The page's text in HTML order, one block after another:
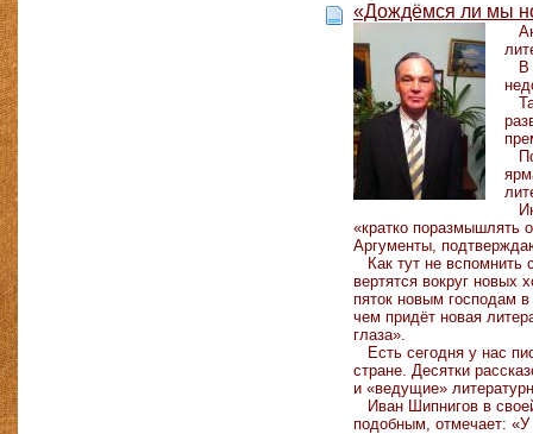
«Дождёмся ли мы
В
«кратко поразмышлять
Аргументы,
Как тут не вспомнить
вертятся вокруг
пяток новым господам
чем придёт новая
глаза».
Есть сегодня у нас
стране. Десятки
и «ведущие»
Иван Шипнигов в
подобным, отмечает: «У